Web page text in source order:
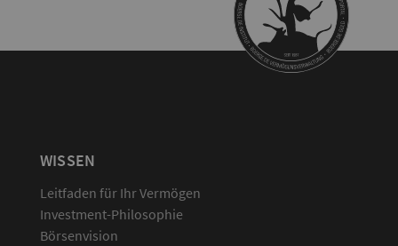
WISSEN
Leitfaden für Ihr Vermögen
Investment-Philosophie
Börsenvision